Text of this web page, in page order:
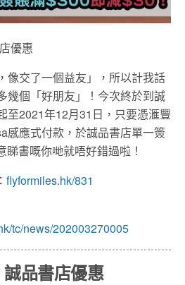
優惠
像交了一個益友」，所以計我話
幾個「好朋友」！今次終於到誠
至2021年12月31日，只要憑滙豐
感應式付款，於誠品書店單一簽
書嘅你哋就唔好錯過啦！
flyformiles.hk/831
tc/news/202003270005
品書店優惠